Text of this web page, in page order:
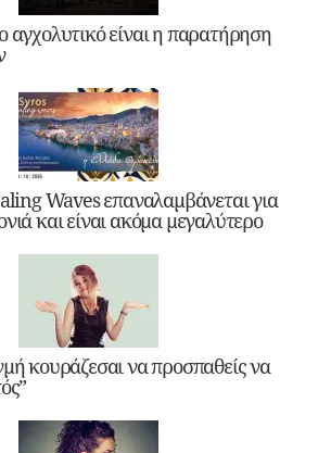
αγχολυτικό είναι η παρατήρηση
Waves επαναλαμβάνεται για
και είναι ακόμα μεγαλύτερο
κουράζεσαι να προσπαθείς να